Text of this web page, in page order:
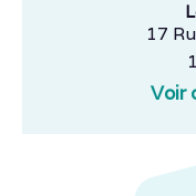
17
Voir